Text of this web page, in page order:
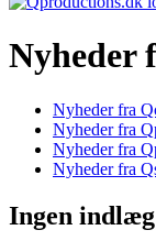
Nyheder
Nyheder fra
Nyheder fra
Nyheder fra
Nyheder fra
Ingen